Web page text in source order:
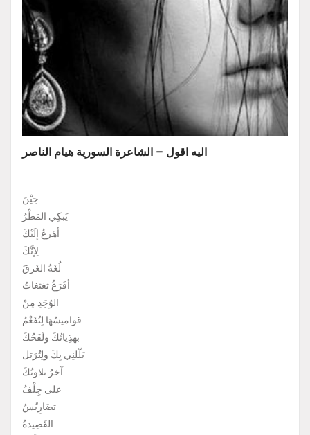
اليه اقول – الشاعرة السورية هيام الناصر
حِيْنَ
يَبكِي المَطْرُ
أهَرعُ إلَيْكَ
لِإنَّكَ
لُغَةُ الغَرقَ
أفَرَغُ ثغثغاتُ
الوُجَدِ مِنْ
قواميسُهَا لِتُفَعْمُ
بهذِيانُكَ ولَفَحُكَ
بَلّلنِي بِكَ ولِتُرَتل
آخرُ تلاوتُكَ
على جِلْفُ
تضَارِيّسُ
القَصِيدةُ